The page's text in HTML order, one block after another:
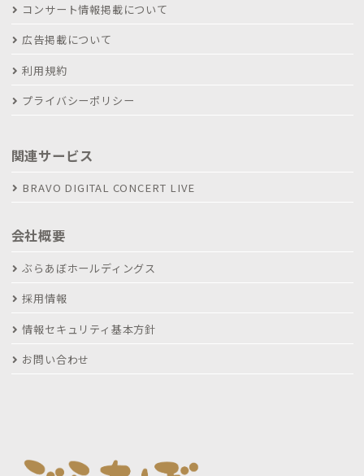
コンサート情報掲載について
広告掲載について
利用規約
プライバシーポリシー
関連サービス
BRAVO DIGITAL CONCERT LIVE
会社概要
ぶらあぼホールディングス
採用情報
情報セキュリティ基本方針
お問い合わせ